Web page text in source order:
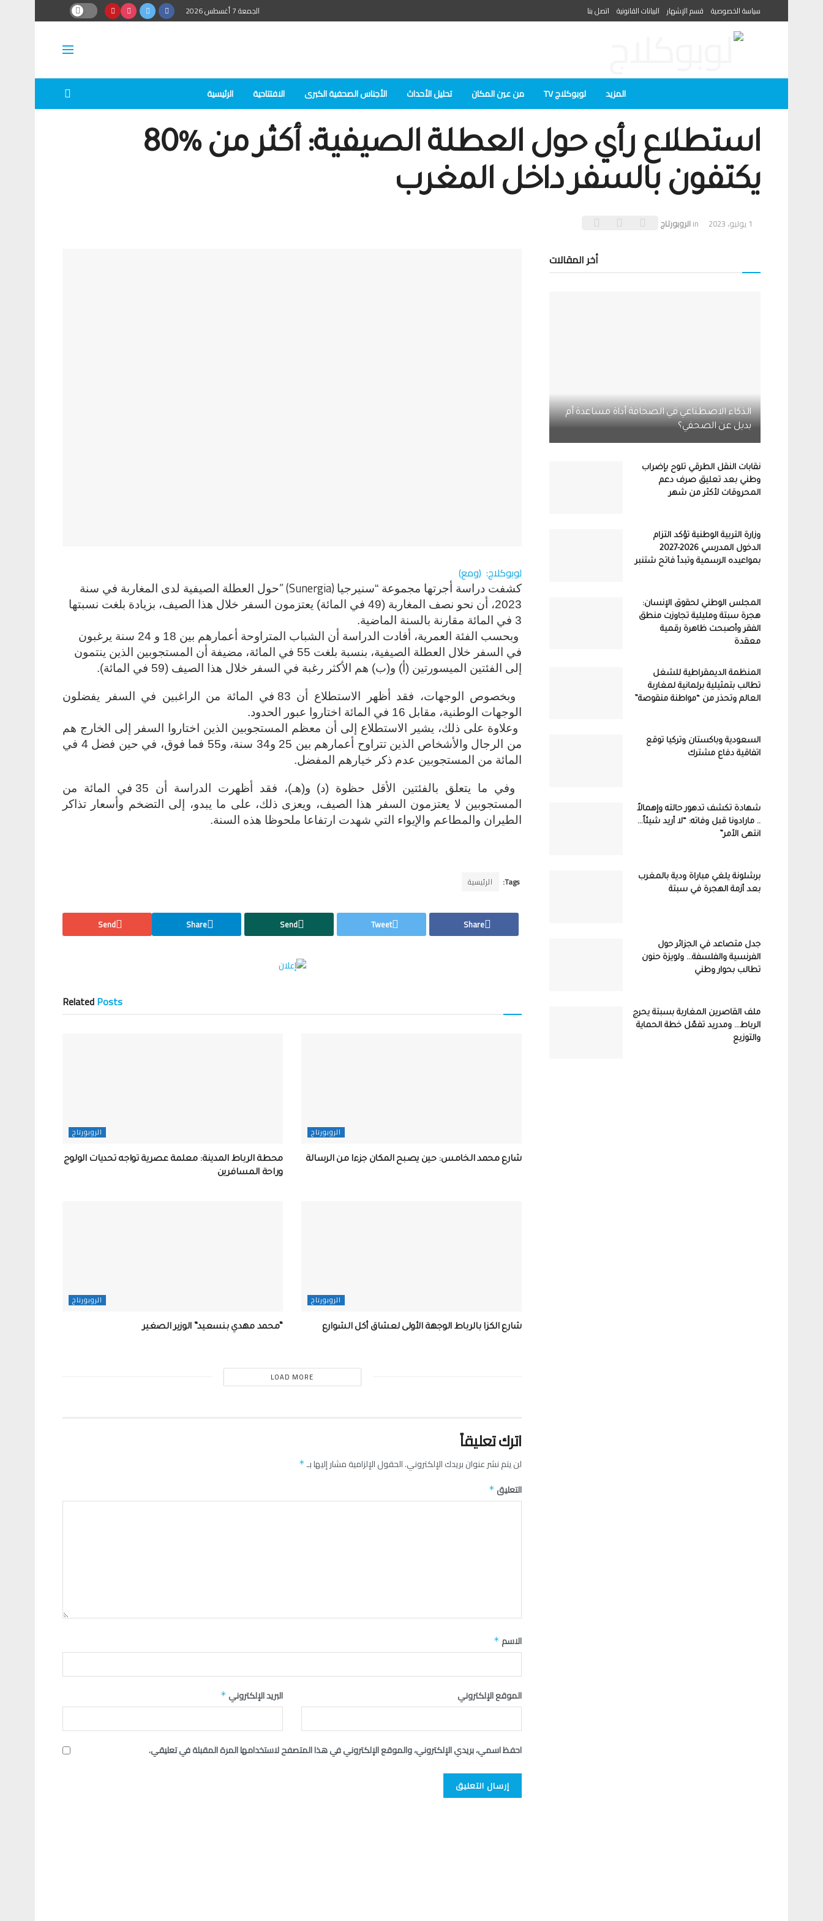
اتصل بنا البيانات القانونية قسم الإشهار سياسة الخصوصية الجمعة 7 أغسطس 2026
الرئيسية الافتتاحية الأجناس الصحفية الكبرى تحلیل الأحداث من عين المكان لوبوكلاج TV المزيد
استطلاع رأي حول العطلة الصيفية: أكثر من %80
يكتفون بالسفر داخل المغرب
1 يوليو، 2023 inالروبورتاج
لوبوكلاج: (ومع)
كشفت دراسة أجرتها مجموعة “سنيرجيا ” (Sunergia)حول العطلة الصيفية لدى المغاربة في سنة
2023، أن نحو نصف المغاربة (49 في المائة) يعتزمون السفر خلال هذا الصيف، بزيادة بلغت نسبتها
3 في المائة مقارنة بالسنة الماضية.
وبحسب الفئة العمرية، أفادت الدراسة أن الشباب المتراوحة أعمارهم بين 18 و 24 سنة يرغبون
في السفر خلال العطلة الصيفية، بنسبة بلغت 55 في المائة، مضيفة أن المستجوبين الذين ينتمون
إلى الفئتين الميسورتين (أ) و(ب) هم الأكثر رغبة في السفر خلال هذا الصيف (59 في المائة).
وبخصوص الوجهات، فقد أظهر الاستطلاع أن 83 في المائة من الراغبين في السفر يفضلون
الوجهات الوطنية، مقابل 16 في المائة اختاروا عبور الحدود.
وعلاوة على ذلك، يشير الاستطلاع إلى أن معظم المستجوبين الذين اختاروا السفر إلى الخارج هم
من الرجال والأشخاص الذين تتراوح أعمارهم بين 25 و34 سنة، و55 فما فوق، في حين فضل 4 في
المائة من المستجوبين عدم ذكر خيارهم المفضل.
وفي ما يتعلق بالفئتين الأقل حظوة (د) و(هـ)، فقد أظهرت الدراسة أن 35 في المائة من
المستجوبين لا يعتزمون السفر هذا الصيف، ويعزى ذلك، على ما يبدو، إلى التضخم وأسعار تذاكر
الطيران والمطاعم والإيواء التي شهدت ارتفاعا ملحوظا هذه السنة.
Tags: الرئيسية
Share
Tweet
Send
Share
Send
RelatedPosts
الروبورتاج
شارع محمد الخامس: حين يصبح المكان جزءا من الرسالة
الروبورتاج
محطة الرباط المدينة: معلمة عصرية تواجه تحديات الولوج
وراحة المسافرين
الروبورتاج
شارع الكزا بالرباط الوجهة الأولى لعشاق أكل الشوارع
الروبورتاج
“محمد مهدي بنسعيد” الوزير الصغير
LOAD MORE
اترك تعليقاً
لن يتم نشر عنوان بريدك الإلكتروني.الحقول الإلزامية مشار إليها بـ*
التعليق *
الاسم *
البريد الإلكتروني * الموقع الإلكتروني
احفظ اسمي، بريدي الإلكتروني، والموقع الإلكتروني في هذا المتصفح لاستخدامها المرة المقبلة في تعليقي.
أخر المقالات
الذكاء الاصطناعي في الصحافة أداة مساعدة أم
بديل عن الصحفي؟
نقابات النقل الطرقي تلوح بإضراب
وطني بعد تعليق صرف دعم
المحروقات لأكثر من شهر
وزارة التربية الوطنية تؤكد التزام
الدخول المدرسي 2026-2027
بمواعيده الرسمية وتبدأ فاتح شتنبر
المجلس الوطني لحقوق الإنسان:
هجرة سبتة ومليلية تجاوزت منطق
الفقر وأصبحت ظاهرة رقمية
معقدة
المنظمة الديمقراطية للشغل
تطالب بتمثيلية برلمانية لمغاربة
العالم وتحذر من “مواطنة منقوصة”
السعودية وباكستان وتركيا توقع
اتفاقية دفاع مشترك
شهادة تكشف تدهور حالته وإهمالاً
.. مارادونا قبل وفاته: “لا أريد شيئاً…
انتهى الأمر”
برشلونة يلغي مباراة ودية بالمغرب
بعد أزمة الهجرة في سبتة
جدل متصاعد في الجزائر حول
الفرنسية والفلسفة… ولويزة حنون
تطالب بحوار وطني
ملف القاصرين المغاربة بسبتة يحرج
الرباط… ومدريد تفعّل خطة الحماية
والتوزيع